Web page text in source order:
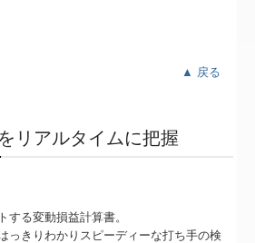
▲ 戻る
リアルタイムに把握
する変動損益計算書。
っきりわかりスピーディーな打ち手の検